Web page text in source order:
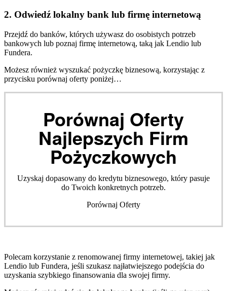
2. Odwiedź lokalny bank lub firmę internetową
Przejdź do banków, których używasz do osobistych potrzeb
bankowych lub poznaj firmę internetową, taką jak Lendio lub
Fundera.
Możesz również wyszukać pożyczkę biznesową, korzystając z
przycisku porównaj oferty poniżej…
Porównaj Oferty
Najlepszych Firm
Pożyczkowych
Uzyskaj dopasowany do kredytu biznesowego, który pasuje
do Twoich konkretnych potrzeb.
Porównaj Oferty
Polecam korzystanie z renomowanej firmy internetowej, takiej jak
Lendio lub Fundera, jeśli szukasz najłatwiejszego podejścia do
uzyskania szybkiego finansowania dla swojej firmy.